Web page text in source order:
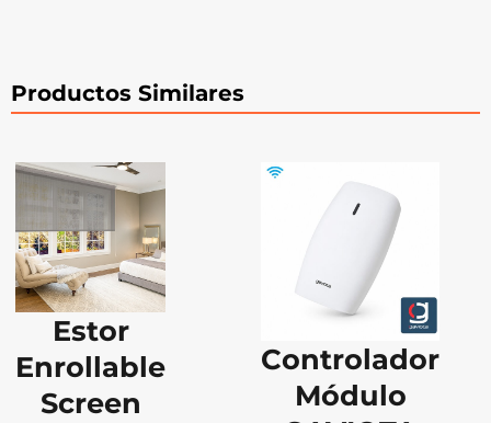
Productos Similares
Estor
Enrollable
Screen
Controlador
Módulo